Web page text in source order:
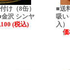
け（8缶）
沢 シンヤ
(税込)
■送
吸い
入）
価